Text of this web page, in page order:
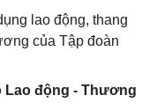
lao động, thang
của Tập đoàn
Lao động - Thương